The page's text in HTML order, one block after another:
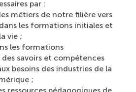
par :
métiers de notre filière vers
les formations initiales et
vie ;
les formations
savoirs et compétences
besoins des industries de la
;